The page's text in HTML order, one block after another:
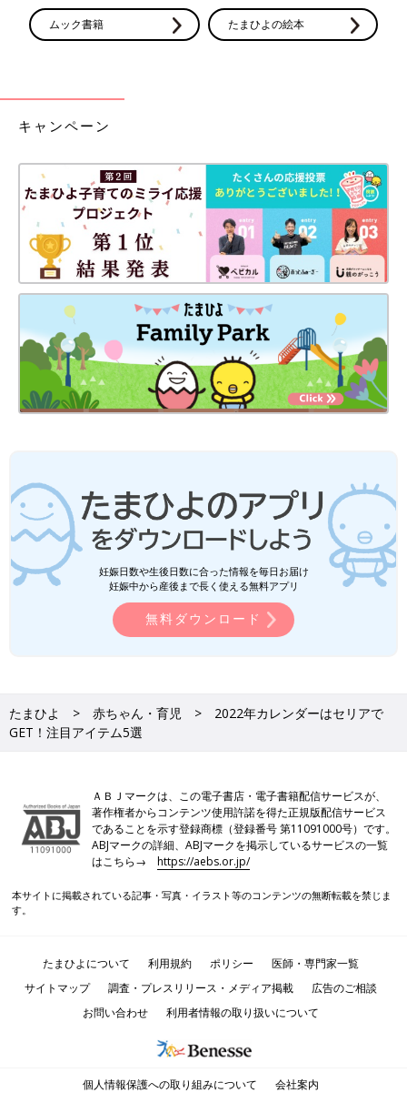
ムック書籍 たまひよの絵本
キャンペーン
妊娠日数や生後日数に合った情報を毎日お届け
妊娠中から産後まで長く使える無料アプリ
無料ダウンロード
たまひよ 赤ちゃん・育児
2022年カレンダーはセリアで
GET！注目アイテム5選
ＡＢＪマークは、この電子書店・電子書籍配信サービスが、
著作権者からコンテンツ使用許諾を得た正規版配信サービス
であることを示す登録商標（登録番号 第11091000号）です。
ABJマークの詳細、ABJマークを掲示しているサービスの一覧
はこちら→https://aebs.or.jp/
本サイトに掲載されている記事・写真・イラスト等のコンテンツの無断転載を禁じま
す。
たまひよについて 利用規約 ポリシー
医師・専門家一覧
サイトマップ
調査・プレスリリース・メディア掲載
広告のご相談
お問い合わせ
利用者情報の取り扱いについて
個人情報保護への取り組みについて 会社案内